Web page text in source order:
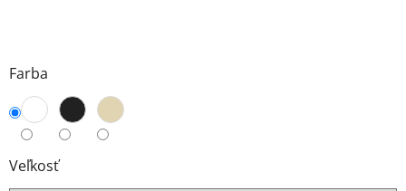
Farba
Veľkosť